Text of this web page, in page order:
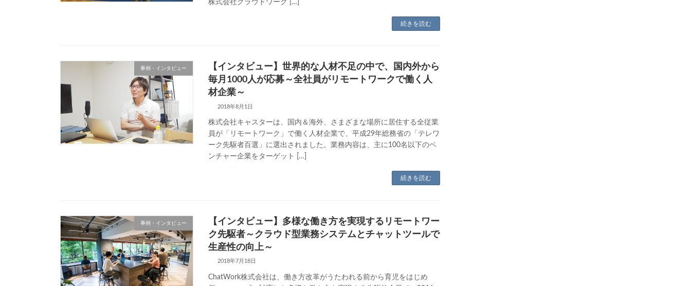
株式会社クラウドワーク […]
続きを読む
事例・インタビュー
【インタビュー】世界的な人材不足の中で、国内外から
毎月1000人が応募～全社員がリモートワークで働く人
材企業～
2018年8月1日
株式会社キャスターは、国内＆海外、さまざまな場所に居住する全従業
員が「リモートワーク」で働く人材企業で、平成29年総務省の「テレワ
ーク先駆者百選」に選出されました。業務内容は、主に100名以下のベ
ンチャー企業をターゲット […]
続きを読む
事例・インタビュー
【インタビュー】多様な働き方を実現するリモートワー
ク先駆者～クラウド型業務システムとチャットツールで
生産性の向上～
2018年7月18日
ChatWork株式会社は、働き方改革がうたわれる前から育児をはじめ